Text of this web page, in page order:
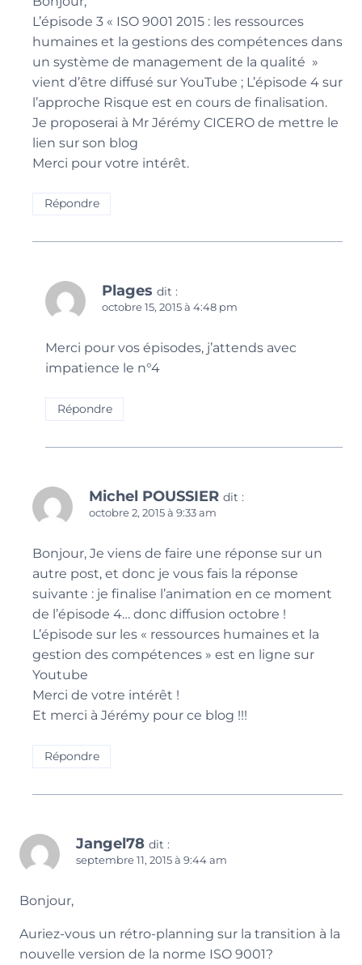
L’épisode 3 « ISO 9001 2015 : les ressources
humaines et la gestions des compétences dans
un système de management de la qualité »
vient d’être diffusé sur YouTube ; L’épisode 4 sur
l’approche Risque est en cours de finalisation.
Je proposerai à Mr Jérémy CICERO de mettre le
lien sur son blog
Merci pour votre intérêt.
Répondre
Plages dit :
octobre 15, 2015 à 4:48 pm
Merci pour vos épisodes, j’attends avec
impatience le n°4
Répondre
Michel POUSSIER dit :
octobre 2, 2015 à 9:33 am
Bonjour, Je viens de faire une réponse sur un
autre post, et donc je vous fais la réponse
suivante : je finalise l’animation en ce moment
de l’épisode 4… donc diffusion octobre !
L’épisode sur les « ressources humaines et la
gestion des compétences » est en ligne sur
Youtube
Merci de votre intérêt !
Et merci à Jérémy pour ce blog !!!
Répondre
Jangel78 dit :
septembre 11, 2015 à 9:44 am
Bonjour,
Auriez-vous un rétro-planning sur la transition à la
nouvelle version de la norme ISO 9001?